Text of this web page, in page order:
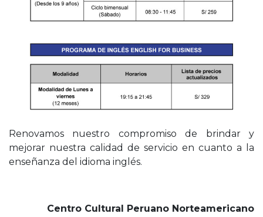
Renovamos nuestro compromiso de brindar y
mejorar nuestra calidad de servicio en cuanto a la
enseñanza del idioma inglés.
Centro Cultural Peruano Norteamericano